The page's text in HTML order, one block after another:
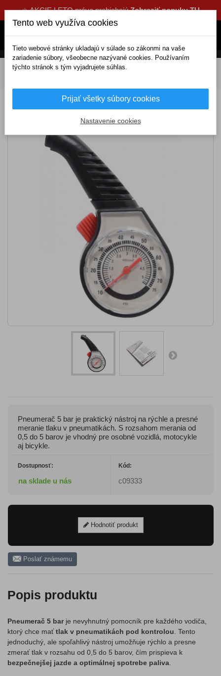
☀️ AKCIE LETO práve prebiehajúZobraziť ponuku TU
DOMOV Výbava a náradie
Pneumerač 5 bar
Pneumerač 5 bar je praktický nástroj na rýchle a presné
meranie tlaku v pneumatikách. S rozsahom merania od
0,5 do 5 barov je vhodný pre osobné vozidlá, motocykle
aj bicykle.
Dostupnosť:
na sklade u nás
Kód:
c09333
Hodnotiť produkt
Poslať známemu
Popis produktu
Pneumerač 5 barje nevyhnutný pomocník pre každého vodiča,
ktorý chce maťtlak v pneumatikách pod kontrolou . Tento
jednoduchý, ale spoľahlivý nástroj umožňuje rýchlo a presne
zmerať tlak v rozsahu od 0,5 do 5 barov, čím prispieva k
bezpečnejšej jazde a optimálnej spotrebe paliva
Tento web využíva cookies
Tieto webové stránky ukladajú v súlade so zákonmi na vaše
zariadenie súbory, všeobecne nazývané cookies. Používaním
týchto stránok s tým vyjadrujete súhlas.
Prijať všetky súbory cookies
Nastavenie cookies